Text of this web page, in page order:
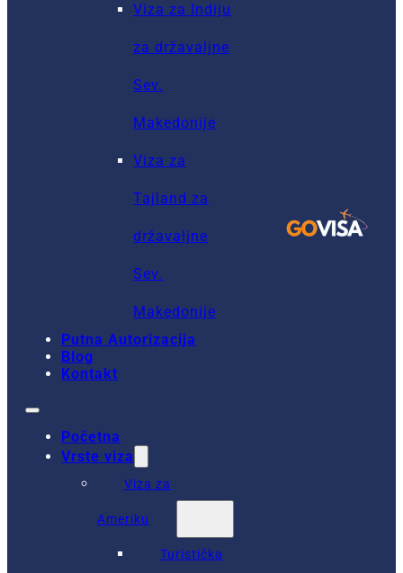
Viza za Indiju
za državaljne
Sev.
Makedonije
Viza za
Tajland za
državaljne
Sev.
Makedonije
Putna Autorizacija
Blog
Kontakt
Početna
Vrste viza
Viza za
Ameriku
Turistička